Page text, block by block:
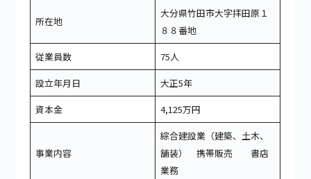
所在地
大分県竹田市大字拝田原１
８８番地
従業員数
75人
設立年月日
大正5年
資本金
4,125万円
事業内容
綜合建設業（建築、土木、
舗装） 携帯販売 書店
業務